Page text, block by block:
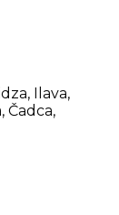
Ilava,
Čadca,